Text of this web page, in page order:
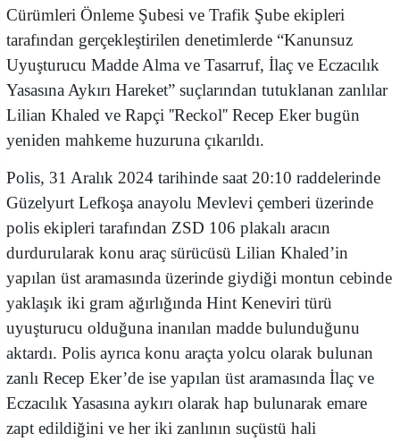
Cürümleri Önleme Şubesi ve Trafik Şube ekipleri
tarafından gerçekleştirilen denetimlerde “Kanunsuz
Uyuşturucu Madde Alma ve Tasarruf, İlaç ve Eczacılık
Yasasına Aykırı Hareket” suçlarından tutuklanan zanlılar
Lilian Khaled ve Rapçi ''Reckol'' Recep Eker bugün
yeniden mahkeme huzuruna çıkarıldı.
Polis, 31 Aralık 2024 tarihinde saat 20:10 raddelerinde
Güzelyurt Lefkoşa anayolu Mevlevi çemberi üzerinde
polis ekipleri tarafından ZSD 106 plakalı aracın
durdurularak konu araç sürücüsü Lilian Khaled’in
yapılan üst aramasında üzerinde giydiği montun cebinde
yaklaşık iki gram ağırlığında Hint Keneviri türü
uyuşturucu olduğuna inanılan madde bulunduğunu
aktardı. Polis ayrıca konu araçta yolcu olarak bulunan
zanlı Recep Eker’de ise yapılan üst aramasında İlaç ve
Eczacılık Yasasına aykırı olarak hap bulunarak emare
zapt edildiğini ve her iki zanlının suçüstü hali